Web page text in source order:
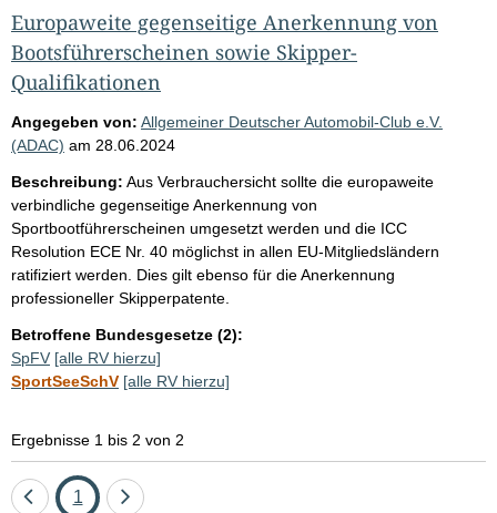
Europaweite gegenseitige Anerkennung von
Bootsführerscheinen sowie Skipper-
Qualifikationen
Angegeben von: Allgemeiner Deutscher Automobil-Club e.V.
(ADAC) am 28.06.2024
Beschreibung: Aus Verbrauchersicht sollte die europaweite
verbindliche gegenseitige Anerkennung von
Sportbootführerscheinen umgesetzt werden und die ICC
Resolution ECE Nr. 40 möglichst in allen EU-Mitgliedsländern
ratifiziert werden. Dies gilt ebenso für die Anerkennung
professioneller Skipperpatente.
Betroffene Bundesgesetze (2):
SpFV [alle RV hierzu]
SportSeeSchV [alle RV hierzu]
Ergebnisse 1 bis 2 von 2
EineSeite
1 Eine